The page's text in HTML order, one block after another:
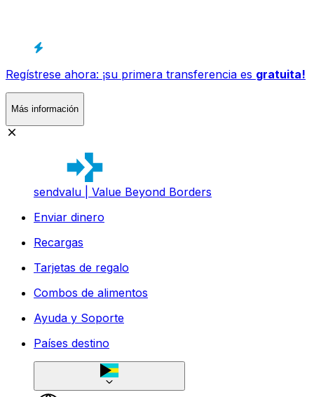
Regístrese ahora: ¡su primera transferencia es gratuita!
Más información
sendvalu | Value Beyond Borders
Enviar dinero
Recargas
Tarjetas de regalo
Combos de alimentos
Ayuda y Soporte
Países destino